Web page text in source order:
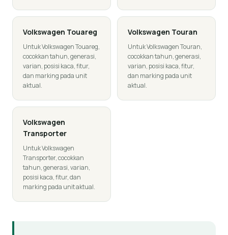
Volkswagen Touareg
Untuk Volkswagen Touareg,
cocokkan tahun, generasi,
varian, posisi kaca, fitur,
dan marking pada unit
aktual.
Volkswagen Touran
Untuk Volkswagen Touran,
cocokkan tahun, generasi,
varian, posisi kaca, fitur,
dan marking pada unit
aktual.
Volkswagen
Transporter
Untuk Volkswagen
Transporter, cocokkan
tahun, generasi, varian,
posisi kaca, fitur, dan
marking pada unit aktual.